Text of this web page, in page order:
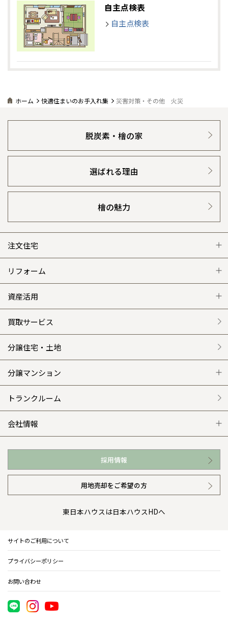
自主点検表
自主点検表
ホーム 快適住まいのお手入れ集 災害対策・その他 火災
脱炭素・檜の家
選ばれる理由
檜の魅力
注文住宅
注文住宅 トップ
グレートステージ
クレステージ
施工事例
平屋の家
外観・インテリア集
WEB住宅展示場
お近くの展示場
イベント情報
住まいのコラム
住まいのお手入れ集
リフォーム
リフォーム トップ
リフォームメニュー
選ばれる理由
リフォームの流れ
介護保険利用で快適リフォーム
カタログ請求（無料）
資産活用
資産活用 トップ
賃貸併用住宅のメリット
安心のサポートシステム
商品紹介
展示場案内
買取サービス
分譲住宅・土地
分譲マンション
分譲マンション トップ
ワザックとは
高い信頼性
安心の管理体制
トランクルーム
会社情報
会社情報 トップ
ニュースリリース
会社概要
事業部紹介
IR情報
採用情報
用地売却をご希望の方
東日本ハウスは日本ハウスHDへ
サイトのご利用について
プライバシーポリシー
お問い合わせ